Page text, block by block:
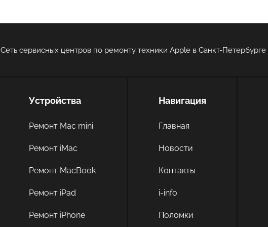
Сеть сервисных центров по ремонту техники Apple в Санкт-Петербурге
Устройства
Ремонт Mac mini
Ремонт iMac
Ремонт MacBook
Ремонт iPad
Ремонт iPhone
Навигация
Главная
Новости
Контакты
i-info
Поломки
Оставить свой отзыв